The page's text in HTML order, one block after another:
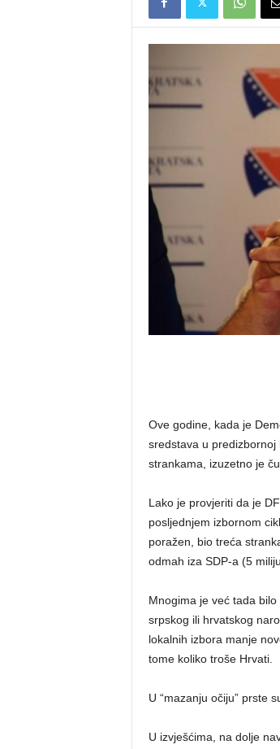
Ove godine, kada je
sredstava u
strankama, izuzetno je
Lako je provjeriti da je
posljednjem izbornom
poražen, bio treća
odmah iza SDP-a (5
Mnogima je već tada
srpskog ili hrvatskog
lokalnih izbora manje
tome koliko troše Hrvati.
U “mazanju očiju” prste
U izvješćima, na dolje